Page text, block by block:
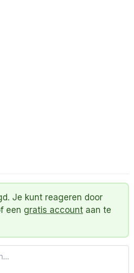
Je kunt reageren door
een gratis account aan te